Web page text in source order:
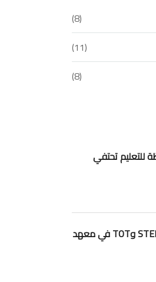
(8)
(11)
(8)
للتعليم تحتفي
اختتام دورتي STEP وTOT في معهد